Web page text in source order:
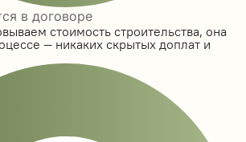
в договоре
стоимость строительства, она
— никаких скрытых доплат и